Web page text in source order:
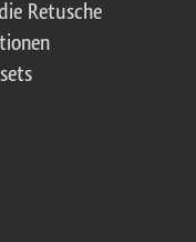
Retusche